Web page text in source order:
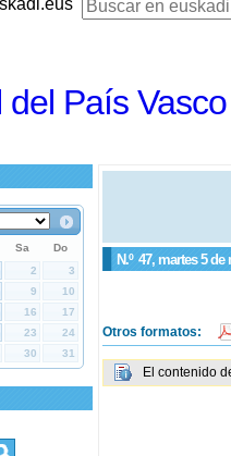
del País Vasco
N.º 47, martes 5 de
Otros formatos:
El contenido